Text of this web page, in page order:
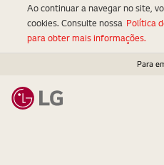
Para
Ao continuar a navegar no site,
cookies. Consulte nossa Política
para obter mais informações.